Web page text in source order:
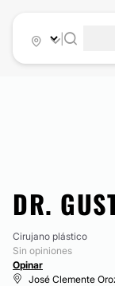
DR.
Cirujano plástico
Sin opiniones
Opinar
José Clemente